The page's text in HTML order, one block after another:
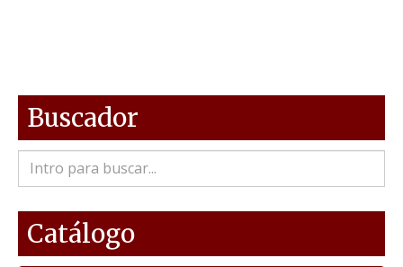
Buscador
Catálogo